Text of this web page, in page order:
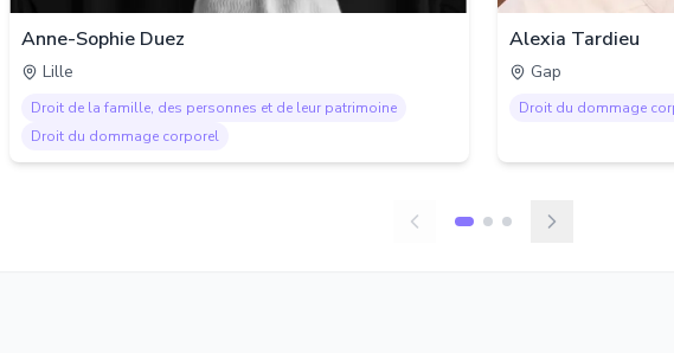
Anne-Sophie Duez
Lille
Droit de la famille, des personnes et de leur patrimoine
Droit du dommage corporel
Alexia Tardieu
Gap
Droit du dommage